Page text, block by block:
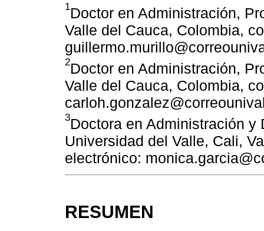
1Doctor en Administración,
Valle del Cauca, Colombia,
2Doctor en Administración,
Valle del Cauca, Colombia,
3Doctora en Administración
Universidad del Valle, Cali,
electrónico:
RESUMEN